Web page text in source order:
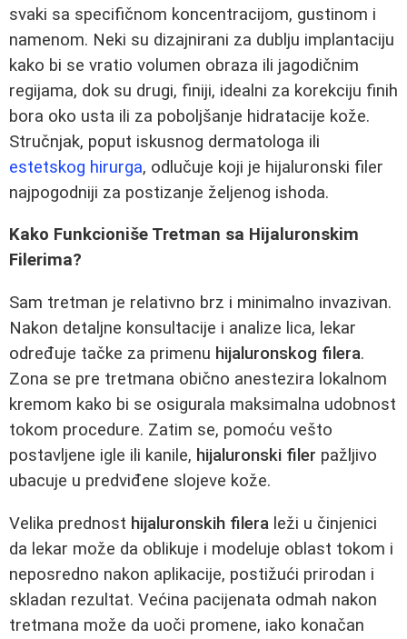
svaki sa specifičnom koncentracijom, gustinom i
namenom. Neki su dizajnirani za dublju implantaciju
kako bi se vratio volumen obraza ili jagodičnim
regijama, dok su drugi, finiji, idealni za korekciju finih
bora oko usta ili za poboljšanje hidratacije kože.
Stručnjak, poput iskusnog dermatologa ili
estetskog hirurga, odlučuje koji je hijaluronski filer
najpogodniji za postizanje željenog ishoda.
Kako Funkcioniše Tretman sa Hijaluronskim
Filerima?
Sam tretman je relativno brz i minimalno invazivan.
Nakon detaljne konsultacije i analize lica, lekar
određuje tačke za primenu hijaluronskog filera.
Zona se pre tretmana obično anestezira lokalnom
kremom kako bi se osigurala maksimalna udobnost
tokom procedure. Zatim se, pomoću vešto
postavljene igle ili kanile, hijaluronski filer pažljivo
ubacuje u predviđene slojeve kože.
Velika prednost hijaluronskih filera leži u činjenici
da lekar može da oblikuje i modeluje oblast tokom i
neposredno nakon aplikacije, postižući prirodan i
skladan rezultat. Većina pacijenata odmah nakon
tretmana može da uoči promene, iako konačan